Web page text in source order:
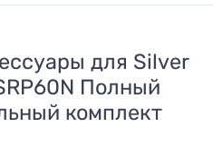
для Silver
Полный
комплект